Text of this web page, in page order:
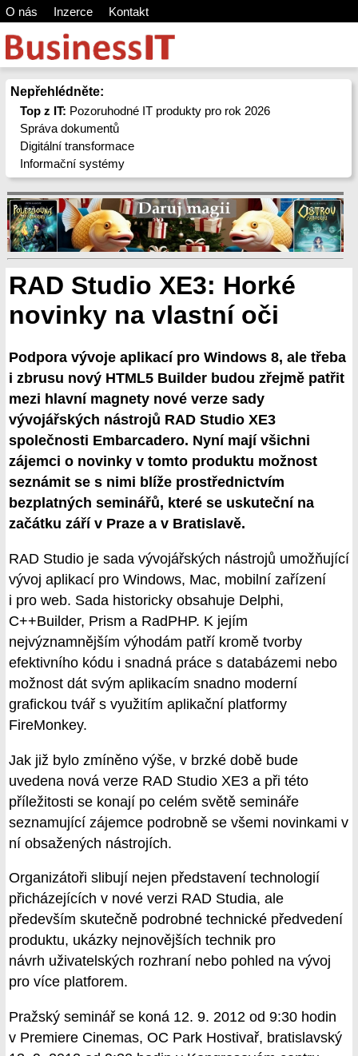
O nás Inzerce Kontakt
Nepřehlédněte:
Top z IT: Pozoruhodné IT produkty pro rok 2026
Správa dokumentů
Digitální transformace
Informační systémy
RAD Studio XE3: Horké
novinky na vlastní oči
Podpora vývoje aplikací pro Windows 8, ale třeba
i zbrusu nový HTML5 Builder budou zřejmě patřit
mezi hlavní magnety nové verze sady
vývojářských nástrojů RAD Studio XE3
společnosti Embarcadero. Nyní mají všichni
zájemci o novinky v tomto produktu možnost
seznámit se s nimi blíže prostřednictvím
bezplatných seminářů, které se uskuteční na
začátku září v Praze a v Bratislavě.
RAD Studio je sada vývojářských nástrojů umožňující
vývoj aplikací pro Windows, Mac, mobilní zařízení
i pro web. Sada historicky obsahuje Delphi,
C++Builder, Prism a RadPHP. K jejím
nejvýznamnějším výhodám patří kromě tvorby
efektivního kódu i snadná práce s databázemi nebo
možnost dát svým aplikacím snadno moderní
grafickou tvář s využitím aplikační platformy
FireMonkey.
Jak již bylo zmíněno výše, v brzké době bude
uvedena nová verze RAD Studio XE3 a při této
příležitosti se konají po celém světě semináře
seznamující zájemce podrobně se všemi novinkami v
ní obsažených nástrojích.
Organizátoři slibují nejen představení technologií
přicházejících v nové verzi RAD Studia, ale
především skutečně podrobné technické předvedení
produktu, ukázky nejnovějších technik pro
návrh uživatelských rozhraní nebo pohled na vývoj
pro více platforem.
Pražský seminář se koná 12. 9. 2012 od 9:30 hodin
v Premiere Cinemas, OC Park Hostivař, bratislavský